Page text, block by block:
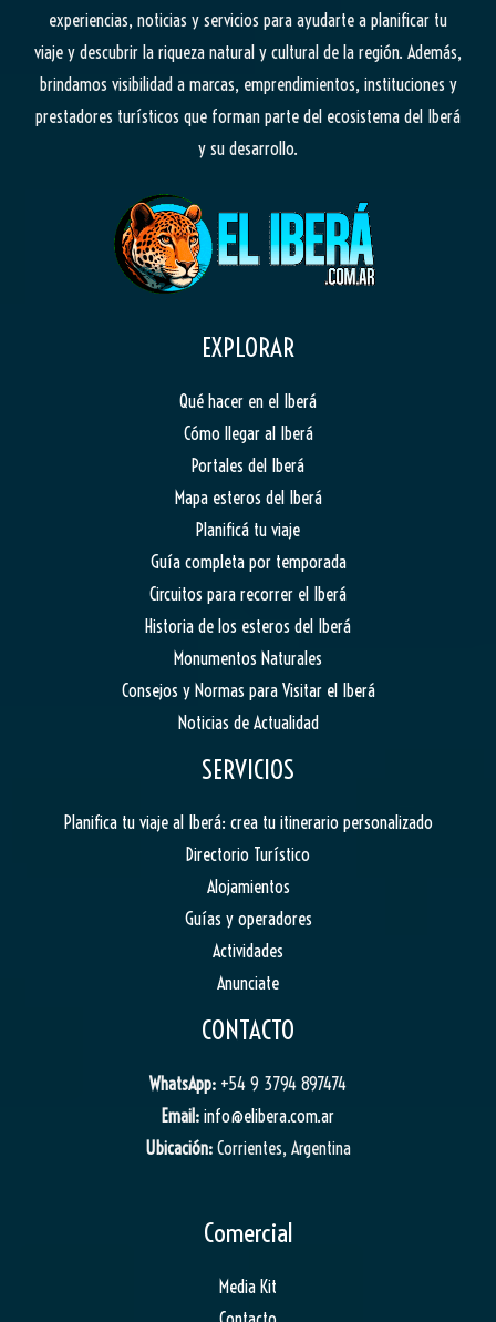
experiencias, noticias y servicios para ayudarte a planificar tu
viaje y descubrir la riqueza natural y cultural de la región. Además,
brindamos visibilidad a marcas, emprendimientos, instituciones y
prestadores turísticos que forman parte del ecosistema del Iberá
y su desarrollo.
EXPLORAR
Qué hacer en el Iberá
Cómo llegar al Iberá
Portales del Iberá
Mapa esteros del Iberá
Planificá tu viaje
Guía completa por temporada
Circuitos para recorrer el Iberá
Historia de los esteros del Iberá
Monumentos Naturales
Consejos y Normas para Visitar el Iberá
Noticias de Actualidad
SERVICIOS
Planifica tu viaje al Iberá: crea tu itinerario personalizado
Directorio Turístico
Alojamientos
Guías y operadores
Actividades
Anunciate
CONTACTO
WhatsApp: +54 9 3794 897474
Email: info@elibera.com.ar
Ubicación: Corrientes, Argentina
Comercial
Media Kit